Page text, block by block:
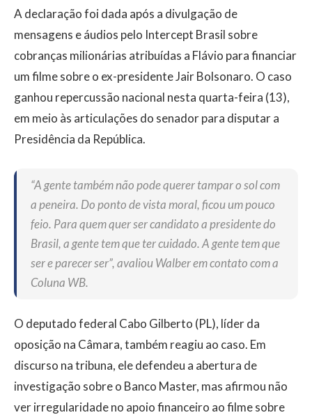
A declaração foi dada após a divulgação de
mensagens e áudios pelo Intercept Brasil sobre
cobranças milionárias atribuídas a Flávio para financiar
um filme sobre o ex-presidente Jair Bolsonaro. O caso
ganhou repercussão nacional nesta quarta-feira (13),
em meio às articulações do senador para disputar a
Presidência da República.
“A gente também não pode querer tampar o sol com
a peneira. Do ponto de vista moral, ficou um pouco
feio. Para quem quer ser candidato a presidente do
Brasil, a gente tem que ter cuidado. A gente tem que
ser e parecer ser”, avaliou Walber em contato com a
Coluna WB.
O deputado federal Cabo Gilberto (PL), líder da
oposição na Câmara, também reagiu ao caso. Em
discurso na tribuna, ele defendeu a abertura de
investigação sobre o Banco Master, mas afirmou não
ver irregularidade no apoio financeiro ao filme sobre